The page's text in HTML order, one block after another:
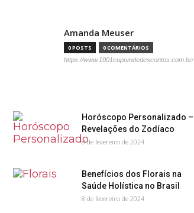
Amanda Meuser
0 POSTS 0 COMENTÁRIOS
https://www.1001cupomdedescontos.com.br/
Horóscopo Personalizado –
Revelações do Zodíaco
8 de fevereiro de 2024
Benefícios dos Florais na
Saúde Holística no Brasil
8 de fevereiro de 2024